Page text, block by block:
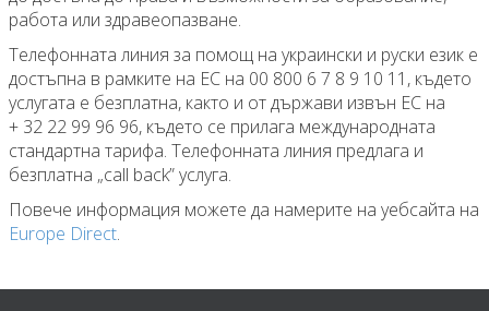
работа или здравеопазване.
Телефонната линия за помощ на украински и руски език е
достъпна в рамките на ЕС на 00 800 6 7 8 9 10 11, където
услугата е безплатна, както и от държави извън ЕС на
+ 32 22 99 96 96, където се прилага международната
стандартна тарифа. Телефонната линия предлага и
безплатна „call back” услуга.
Повече информация можете да намерите на уебсайта на
Europe Direct.